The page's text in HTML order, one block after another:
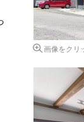
画像をクリ